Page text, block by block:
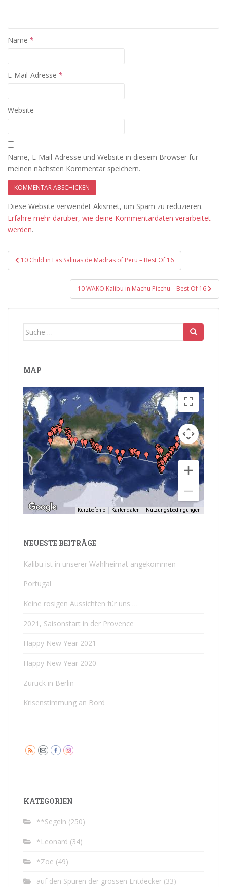
Name *
E-Mail-Adresse *
Website
Name, E-Mail-Adresse und Website in diesem Browser für
meinen nächsten Kommentar speichern.
Diese Website verwendet Akismet, um Spam zu reduzieren.
Erfahre mehr darüber, wie deine Kommentardaten verarbeitet
werden.
Beitragsnavigation
10 Child in Las Salinas de Madras of Peru – Best Of 16
10 WAKO.Kalibu in Machu Picchu – Best Of 16
Suche
MAP
Kurzbefehle Kartendaten Nutzungsbedingungen
NEUESTE BEITRÄGE
Kalibu ist in unserer Wahlheimat angekommen
Portugal
Keine rosigen Aussichten für uns …
2021, Saisonstart in der Provence
Happy New Year 2021
Happy New Year 2020
Zurück in Berlin
Krisenstimmung an Bord
KATEGORIEN
**Segeln (250)
*Leonard (34)
*Zoe (49)
auf den Spuren der grossen Entdecker (33)